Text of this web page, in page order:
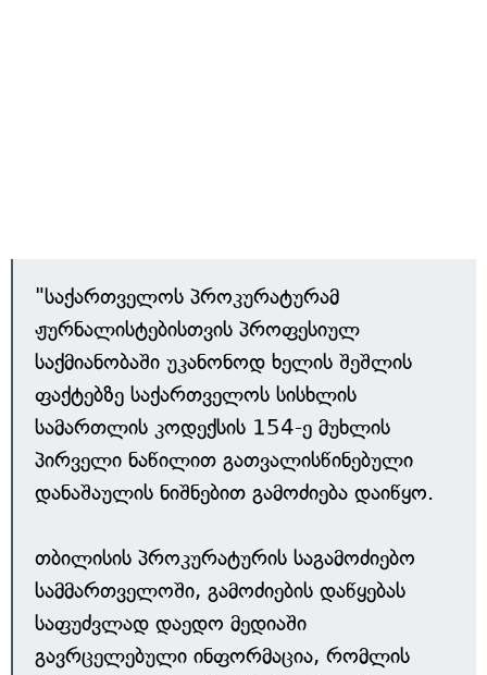
"საქართველოს პროკურატურამ
ჟურნალისტებისთვის პროფესიულ
საქმიანობაში უკანონოდ ხელის შეშლის
ფაქტებზე საქართველოს სისხლის
სამართლის კოდექსის 154-ე მუხლის
პირველი ნაწილით გათვალისწინებული
დანაშაულის ნიშნებით გამოძიება დაიწყო.
თბილისის პროკურატურის საგამოძიებო
სამმართველოში, გამოძიების დაწყებას
საფუძვლად დაედო მედიაში
გავრცელებული ინფორმაცია, რომლის